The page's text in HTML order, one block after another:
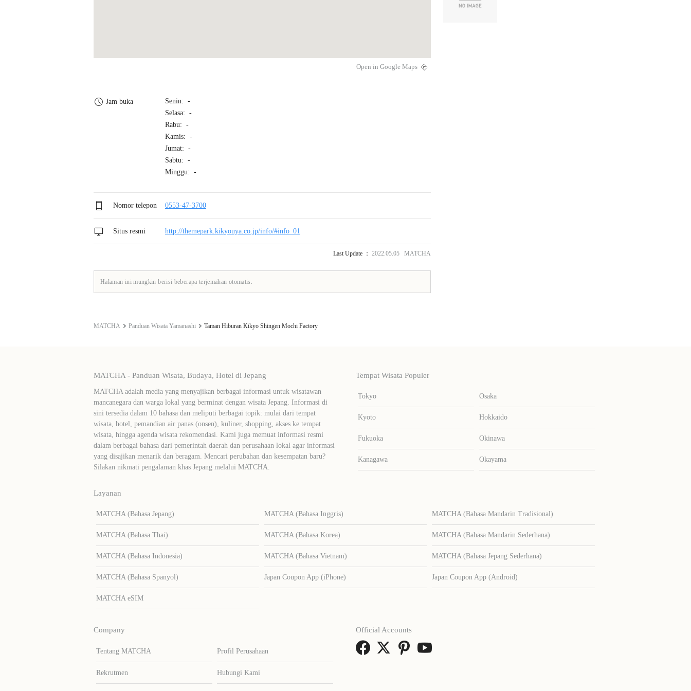
Open in Google Maps
Jam buka
Senin: -
Selasa: -
Rabu: -
Kamis: -
Jumat: -
Sabtu: -
Minggu: -
Nomor telepon 0553-47-3700
Situs resmi http://themepark.kikyouya.co.jp/info/#info_01
Last Update ： 2022.05.05 MATCHA
Halaman ini mungkin berisi beberapa terjemahan otomatis.
MATCHA Panduan Wisata Yamanashi Taman Hiburan Kikyo Shingen Mochi Factory
MATCHA - Panduan Wisata, Budaya, Hotel di Jepang
MATCHA adalah media yang menyajikan berbagai informasi untuk wisatawan
mancanegara dan warga lokal yang berminat dengan wisata Jepang. Informasi di
sini tersedia dalam 10 bahasa dan meliputi berbagai topik: mulai dari tempat
wisata, hotel, pemandian air panas (onsen), kuliner, shopping, akses ke tempat
wisata, hingga agenda wisata rekomendasi. Kami juga memuat informasi resmi
dalam berbagai bahasa dari pemerintah daerah dan perusahaan lokal agar informasi
yang disajikan menarik dan beragam. Mencari perubahan dan kesempatan baru?
Silakan nikmati pengalaman khas Jepang melalui MATCHA.
Tempat Wisata Populer
Tokyo Osaka
Kyoto Hokkaido
Fukuoka Okinawa
Kanagawa Okayama
Layanan
MATCHA (Bahasa Jepang) MATCHA (Bahasa Inggris) MATCHA (Bahasa Mandarin Tradisional)
MATCHA (Bahasa Thai) MATCHA (Bahasa Korea) MATCHA (Bahasa Mandarin Sederhana)
MATCHA (Bahasa Indonesia) MATCHA (Bahasa Vietnam) MATCHA (Bahasa Jepang Sederhana)
MATCHA (Bahasa Spanyol) Japan Coupon App (iPhone) Japan Coupon App (Android)
MATCHA eSIM
Company
Tentang MATCHA Profil Perusahaan
Rekrutmen Hubungi Kami
Official Accounts